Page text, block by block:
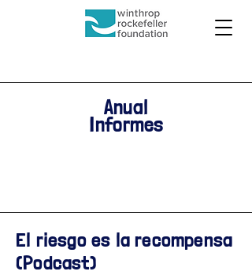
Anual
Informes
El riesgo es la recompensa
(Podcast)